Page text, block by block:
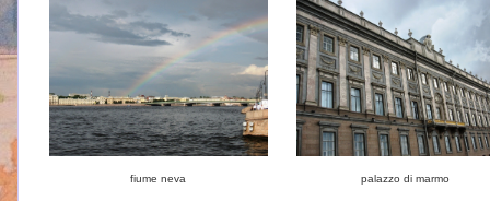
fiume neva palazzo di marmo